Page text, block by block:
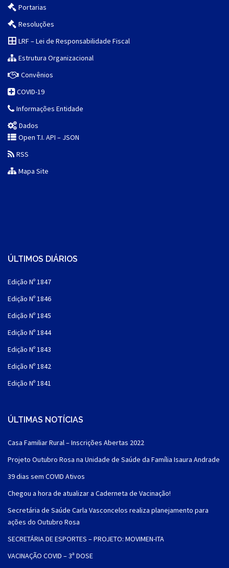
Portarias
Resoluções
LRF – Lei de Responsabilidade Fiscal
Estrutura Organizacional
Convênios
COVID-19
Informações Entidade
Dados
Open T.I. API – JSON
RSS
Mapa Site
ÚLTIMOS DIÁRIOS
Edição Nº 1847
Edição Nº 1846
Edição Nº 1845
Edição Nº 1844
Edição Nº 1843
Edição Nº 1842
Edição Nº 1841
ÚLTIMAS NOTÍCIAS
Casa Familiar Rural – Inscrições Abertas 2022
Projeto Outubro Rosa na Unidade de Saúde da Família Isaura Andrade
39 dias sem COVID Ativos
Chegou a hora de atualizar a Caderneta de Vacinação!
Secretária de Saúde Carla Vasconcelos realiza planejamento para
ações do Outubro Rosa
SECRETÁRIA DE ESPORTES – PROJETO: MOVIMEN-ITA
VACINAÇÃO COVID – 3ª DOSE